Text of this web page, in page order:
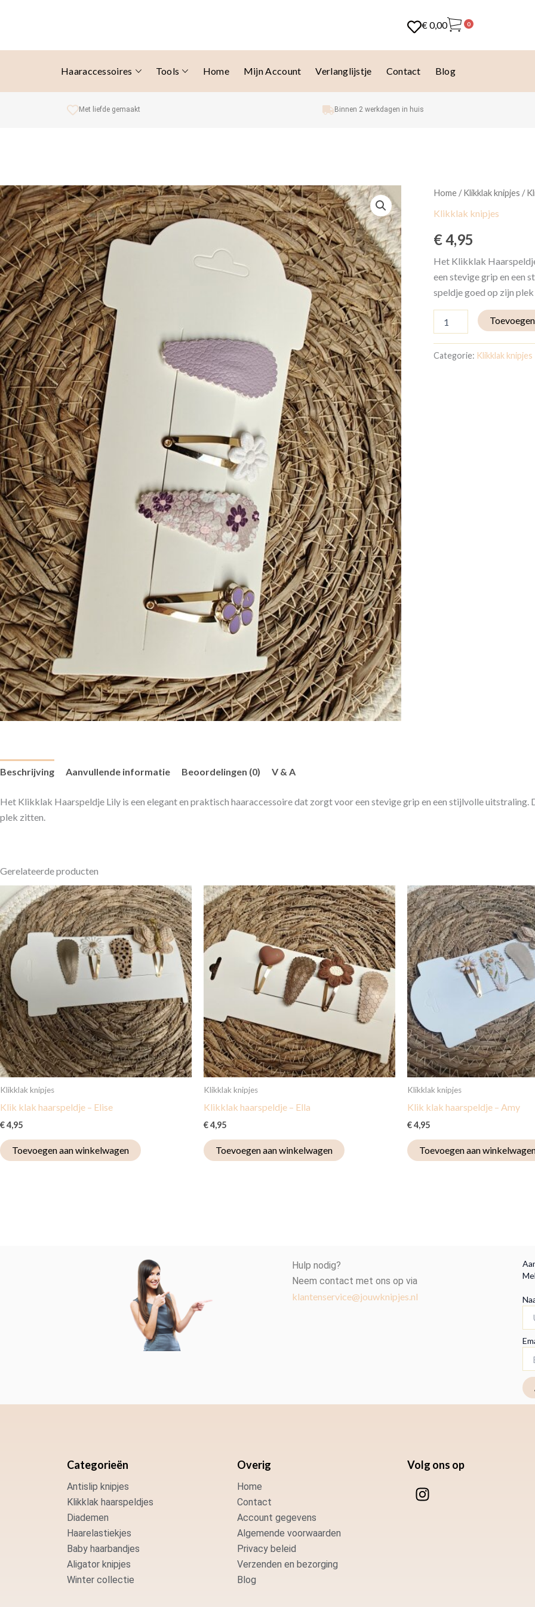
€0,00 0
Haaraccessoires Tools Home Mijn Account Verlanglijstje Contact Blog
Met liefde gemaakt Binnen 2 werkdagen in huis
Home/Klikklak knipjes /
Klikklak knipjes
€4,95
Het Klikklak
een stevige grip en een
speldje goed op zijn
Klikklak
-
aantal
Categorie: Klikklak knipjes
Beschrijving Aanvullende informatie Beoordelingen (0) V & A
Het Klikklak Haarspeldje Lily is een elegant en praktisch haaraccessoire dat zorgt voor een stevige grip en een stijlvolle
plek zitten.
Gerelateerde producten
Klikklak knipjes
Klik klak haarspeldje – Elise
€4,95
Toevoegen aan winkelwagen
Klikklak knipjes
Klikklak haarspeldje – Ella
€4,95
Toevoegen aan winkelwagen
Klikklak knipjes
Klik klak haarspeldje – Amy
€4,95
Toevoegen aan
Hulp nodig?
Neem contact met ons op via
klantenservice@jouwknipjes.nl
Categorieën
Antislip knipjes
Klikklak haarspeldjes
Diademen
Haarelastiekjes
Baby haarbandjes
Aligator knipjes
Winter collectie
Overig
Home
Contact
Account gegevens
Algemende voorwaarden
Privacy beleid
Verzenden en bezorging
Blog
Volg ons op
I
n